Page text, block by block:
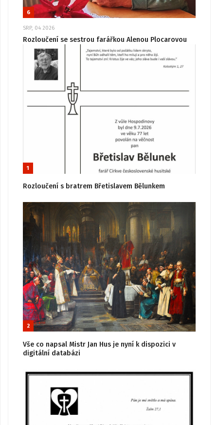
6
SRP, 04 2026
Rozloučení se sestrou farářkou Alenou Plocarovou
1
Rozloučení s bratrem Břetislavem Bělunkem
2
Vše co napsal Mistr Jan Hus je nyní k dispozici v
digitální databázi